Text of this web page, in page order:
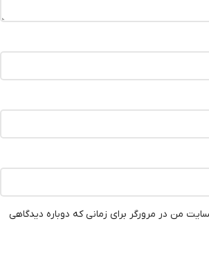
من در مرورگر برای زمانی که دوباره دیدگاهی